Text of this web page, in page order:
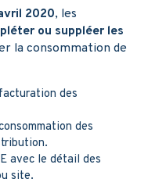
2020, les
ou suppléer les
la consommation de
des
des
avec le détail des
site.